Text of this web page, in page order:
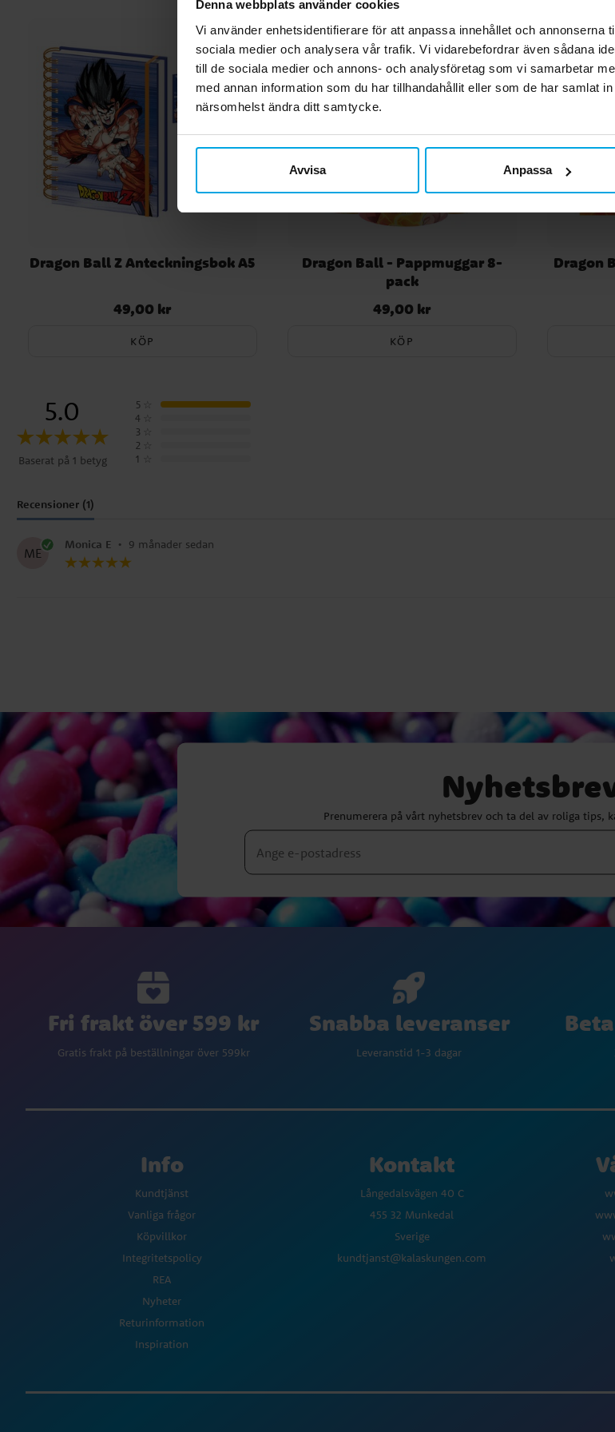
Denna webbplats använder cookies
Vi använder enhetsidentifierare för att anpassa innehållet och annonserna
sociala medier och analysera vår trafik. Vi vidarebefordrar även sådana
till de sociala medier och annons- och analysföretag som vi samarbetar
med annan information som du har tillhandahållit eller som de har samlat
närsomhelst ändra ditt samtycke.
Avvisa Anpassa
Dragon Ball Z Anteckningsbok A5
Pris: 49,00 kr
49,00 kr
KÖP
Dragon Ball - Pappmuggar 8-
pack
Pris: 49,00 kr
49,00 kr
KÖP
Dragon
5.0
Baserat på 1 betyg
5
4
3
2
1
Recensioner (1)
ME
Monica E • 9 månader sedan
Prenumerera på vårt nyhetsbrev och ta del av roliga tips,
Fri frakt över 599 kr
Gratis frakt på beställningar över 599kr
Snabba leveranser
Leveranstid 1-3 dagar
Info
Kundtjänst
Vanliga frågor
Köpvillkor
Integritetspolicy
REA
Nyheter
Returinformation
Inspiration
Kontakt
Långedalsvägen 40 C
455 32 Munkedal
Sverige
kundtjanst@kalaskungen.com